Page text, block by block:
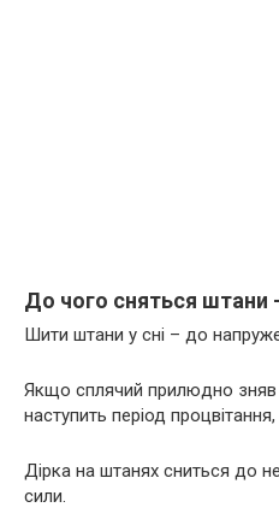
До чого сняться штани
Шити штани у сні – до
Якщо сплячий прилюдно зняв
наступить період
Дірка на штанях сниться до
сили.